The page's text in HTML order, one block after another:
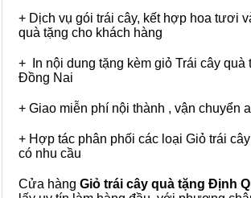
+ Dịch vụ gói trái cây, kết hợp hoa tươi
quà tặng cho khách hàng
+ In nội dung tặng kèm giỏ Trái cây quà
Đồng Nai
+ Giao miễn phí nội thành , vận chuyển
+ Hợp tác phân phối các loại Giỏ trái
có nhu cầu
Cửa hàng Giỏ trái cây quà tặng Định